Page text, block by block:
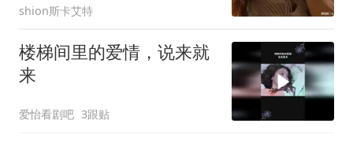
shion斯卡艾特
楼梯间里的爱情，说来就
来
爱怡看剧吧 3跟贴